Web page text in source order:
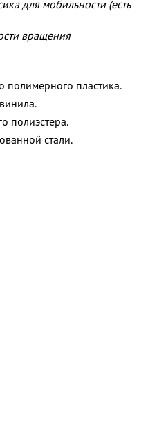
для мобильности (есть
вращения
полимерного пластика.
полиэстера.
стали.